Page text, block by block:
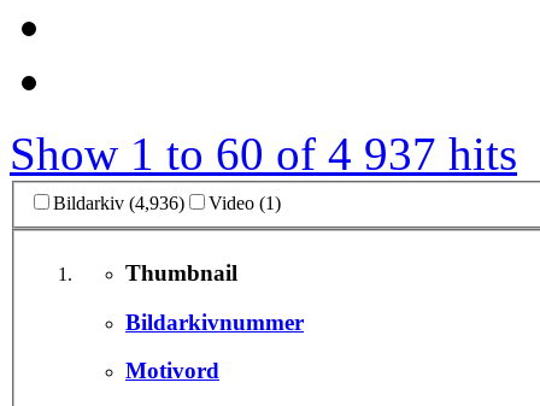
Show 1 to 60 of 4 937 hits
Bildarkiv (4,936) Video (1)
Thumbnail
Bildarkivnummer
Motivord